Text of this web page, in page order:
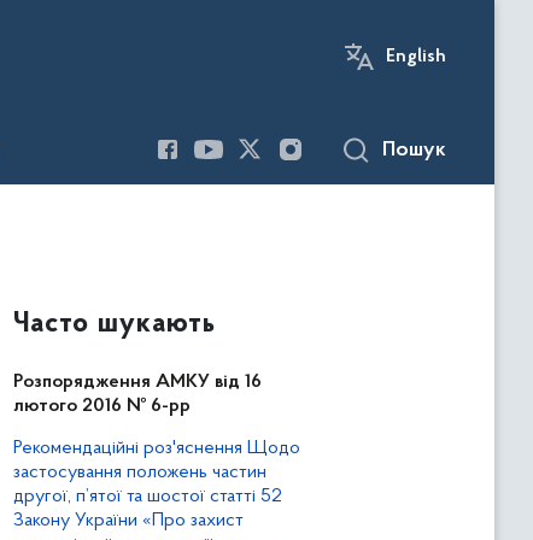
English
Пошук
Часто шукають
Розпорядження АМКУ від 16
лютого 2016 № 6-рр
Рекомендаційні роз'яснення Щодо
застосування положень частин
другої, п’ятої та шостої статті 52
Закону України «Про захист